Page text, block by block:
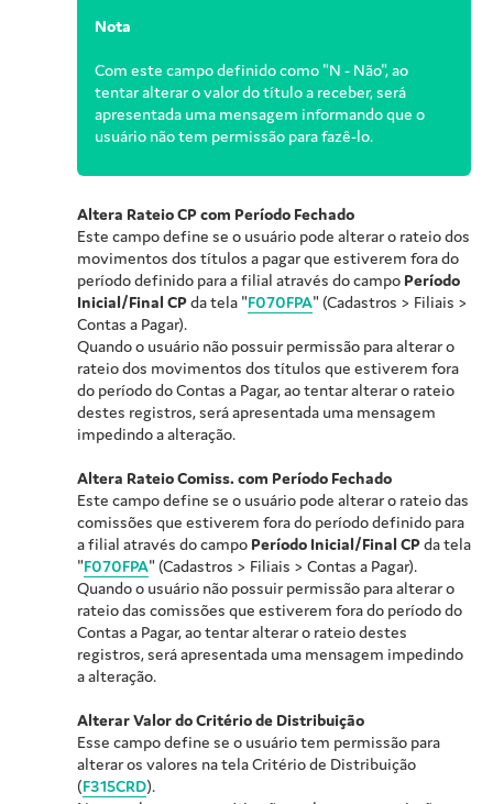
Nota
Com este campo definido como "N - Não", ao
tentar alterar o valor do título a receber, será
apresentada uma mensagem informando que o
usuário não tem permissão para fazê-lo.
Altera Rateio CP com Período Fechado
Este campo define se o usuário pode alterar o rateio dos
movimentos dos títulos a pagar que estiverem fora do
período definido para a filial através do campo Período
Inicial/Final CPda tela "F070FPA" (Cadastros > Filiais >
Contas a Pagar).
Quando o usuário não possuir permissão para alterar o
rateio dos movimentos dos títulos que estiverem fora
do período do Contas a Pagar, ao tentar alterar o rateio
destes registros, será apresentada uma mensagem
impedindo a alteração.
Altera Rateio Comiss. com Período Fechado
Este campo define se o usuário pode alterar o rateio das
comissões que estiverem fora do período definido para
a filial através do campo Período Inicial/Final CPda tela
"F070FPA" (Cadastros > Filiais > Contas a Pagar).
Quando o usuário não possuir permissão para alterar o
rateio das comissões que estiverem fora do período do
Contas a Pagar, ao tentar alterar o rateio destes
registros, será apresentada uma mensagem impedindo
a alteração.
Alterar Valor do Critério de Distribuição
Esse campo define se o usuário tem permissão para
alterar os valores na tela Critério de Distribuição
(F315CRD).